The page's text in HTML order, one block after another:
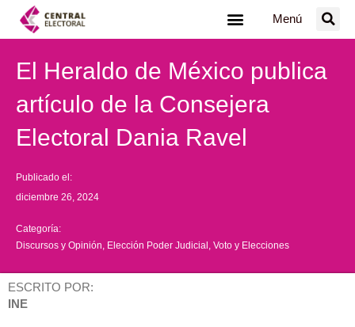
Menú
El Heraldo de México publica
artículo de la Consejera
Electoral Dania Ravel
Publicado el:
diciembre 26, 2024
Categoría:
Discursos y Opinión Elección Poder Judicial Voto y Elecciones
ESCRITO POR:
INE